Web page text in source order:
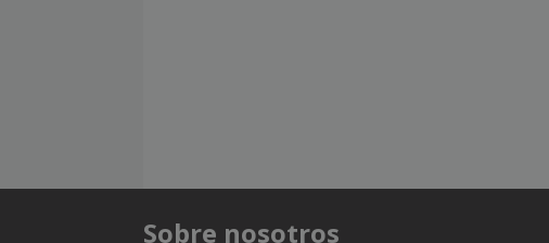
Sobre nosotros